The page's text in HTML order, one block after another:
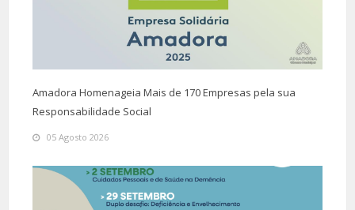
Amadora Homenageia Mais de 170 Empresas pela sua
Responsabilidade Social
05 Agosto 2026